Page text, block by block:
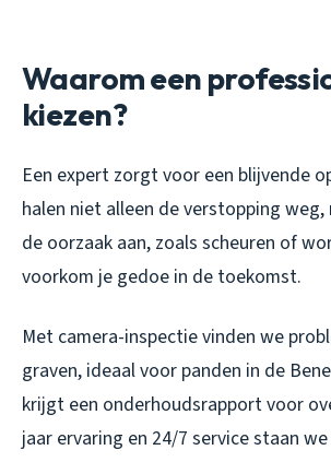
Waarom een
kiezen?
Een expert zorgt voor een blijvende
halen niet alleen de verstopping weg,
de oorzaak aan, zoals scheuren of
voorkom je gedoe in de toekomst.
Met camera-inspectie vinden we
graven, ideaal voor panden in de
krijgt een onderhoudsrapport voor
jaar ervaring en 24/7 service staan